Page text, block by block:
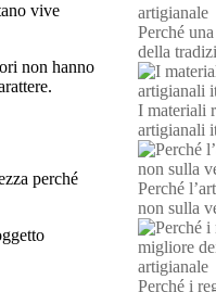
vive
non hanno
perché
Perché
della
I materiali
artigianali
Perché
non sulla
Perché i